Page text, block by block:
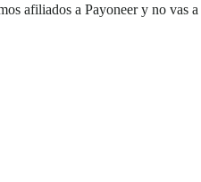
afiliados a Payoneer y no vas